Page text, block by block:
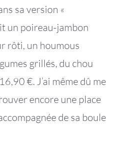
sa version «
un poireau-jambon
rôti, un houmous
grillés, du chou
€. J’ai même dû me
encore une place
de sa boule